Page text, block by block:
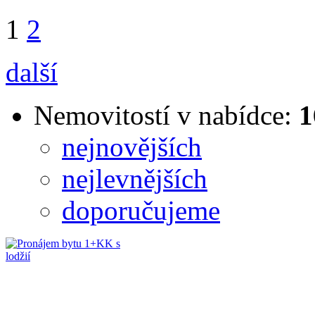
1 2
další
Nemovitostí v nabídce:
nejnovějších
nejlevnějších
doporučujeme